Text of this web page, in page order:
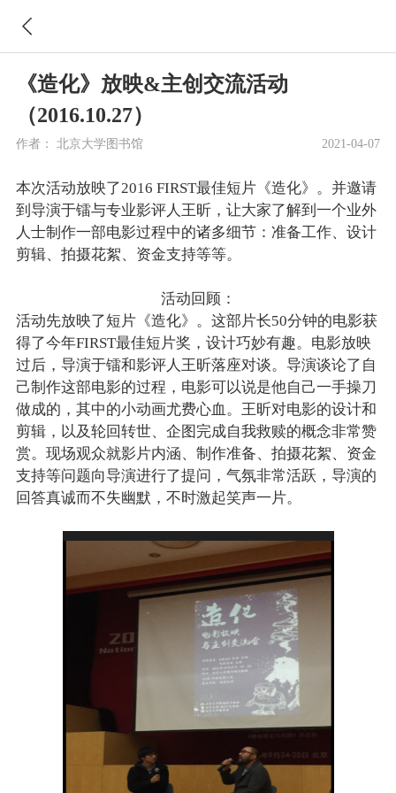
《造化》放映&主创交流活动
（2016.10.27）
作者： 北京大学图书馆 2021-04-07
本次活动放映了2016 FIRST最佳短片《造化》。并邀请
到导演于镭与专业影评人王昕，让大家了解到一个业外
人士制作一部电影过程中的诸多细节：准备工作、设计
剪辑、拍摄花絮、资金支持等等。
活动回顾：
活动先放映了短片《造化》。这部片长50分钟的电影获
得了今年FIRST最佳短片奖，设计巧妙有趣。电影放映
过后，导演于镭和影评人王昕落座对谈。导演谈论了自
己制作这部电影的过程，电影可以说是他自己一手操刀
做成的，其中的小动画尤费心血。王昕对电影的设计和
剪辑，以及轮回转世、企图完成自我救赎的概念非常赞
赏。现场观众就影片内涵、制作准备、拍摄花絮、资金
支持等问题向导演进行了提问，气氛非常活跃，导演的
回答真诚而不失幽默，不时激起笑声一片。